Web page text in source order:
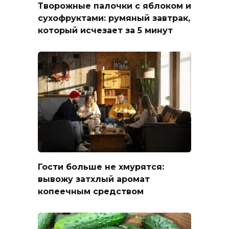
Творожные палочки с яблоком и
сухофруктами: румяный завтрак,
который исчезает за 5 минут
Гости больше не хмурятся:
вывожу затхлый аромат
копеечным средством